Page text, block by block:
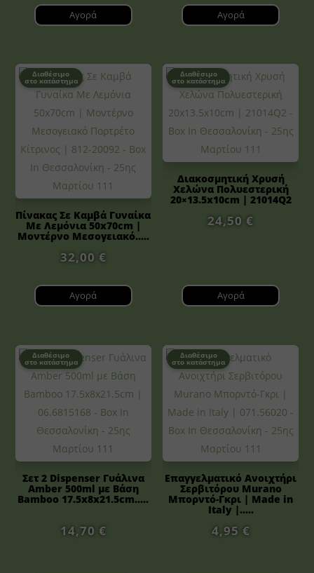
Αγορά Αγορά
Διαθέσιμο
στο κατάστημα
Πίνακας Σε Καμβά Γυναίκα
Με Λεμόνια 50x70cm |
Μοντέρνο Μεσογειακό.....
32,00 €
Αγορά
Διαθέσιμο
στο κατάστημα
Διακοσμητική Χρυσή
Χελώνα Πολυεστερική
20×13.5x10cm | 21014Q2
24,50€
Αγορά
Διαθέσιμο
στο κατάστημα
Σετ 2 Dispenser Γυάλινα
Amber 500ml με Βάση
Bamboo 17.5x8x21.5cm.....
14,70 €
Διαθέσιμο
στο κατάστημα
Επαγγελματικό Ανοιχτήρι
Σερβιτόρου Murano
Μπορντό-Γκρι | Made in
Italy |.....
4,95 €